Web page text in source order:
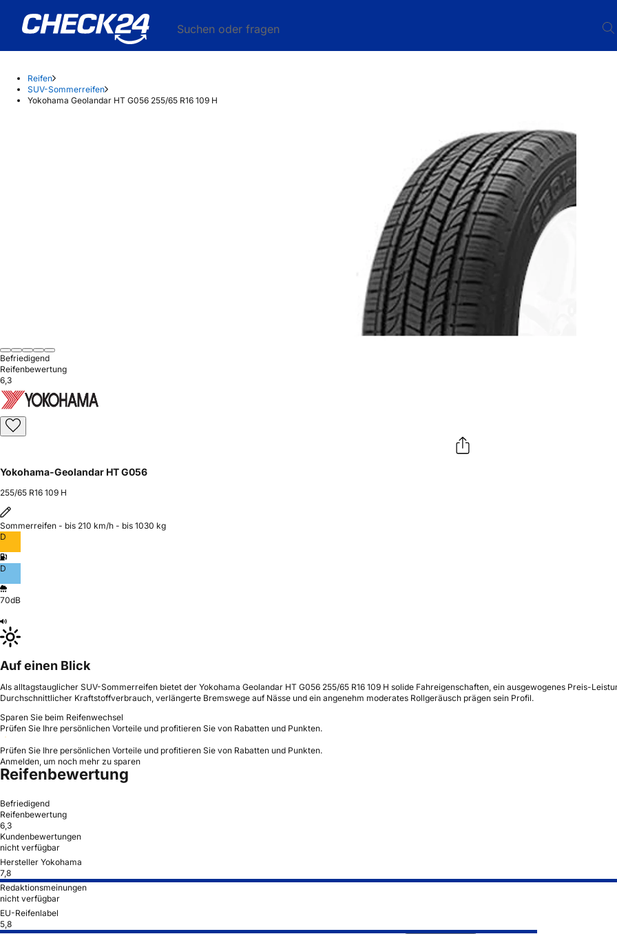
Suchen oder fragen
Reifen
SUV-Sommerreifen
Yokohama Geolandar HT G056 255/65 R16 109 H
Befriedigend
Reifenbewertung
6,3
Yokohama-Geolandar HT G056
255/65 R16 109 H
Sommerreifen - bis 210 km/h - bis 1030 kg
D
D
70dB
Auf einen Blick
Als alltagstauglicher SUV-Sommerreifen bietet der Yokohama Geolandar HT G056 255/65 R16 109 H solide Fahreigenschaften, ein ausgewogenes Preis-
Durchschnittlicher Kraftstoffverbrauch, verlängerte Bremswege auf Nässe und ein angenehm moderates Rollgeräusch prägen sein Profil.
Sparen Sie beim Reifenwechsel
Prüfen Sie Ihre persönlichen Vorteile und profitieren Sie von Rabatten und Punkten.
Prüfen Sie Ihre persönlichen Vorteile und profitieren Sie von Rabatten und Punkten.
Anmelden, um noch mehr zu sparen
Reifenbewertung
Befriedigend
Reifenbewertung
6,3
Kundenbewertungen
nicht verfügbar
Hersteller Yokohama
7,8
Redaktionsmeinungen
nicht verfügbar
EU-Reifenlabel
5,8